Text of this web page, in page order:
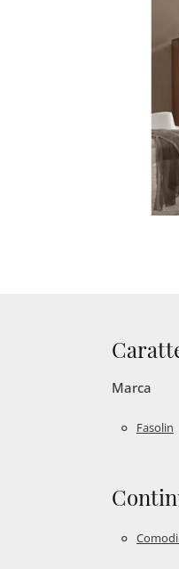
Marca
Fasolin